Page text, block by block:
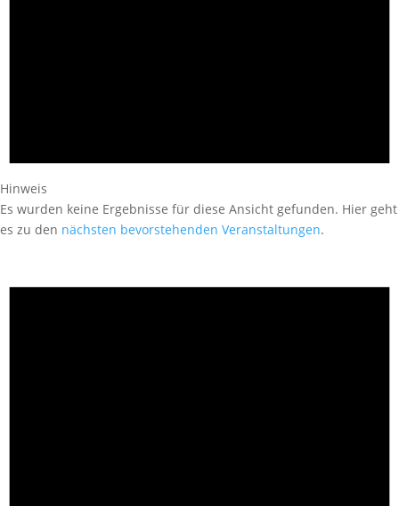
Hinweis
Es wurden keine Ergebnisse für diese Ansicht gefunden. Hier geht
es zu den nächsten bevorstehenden Veranstaltungen.